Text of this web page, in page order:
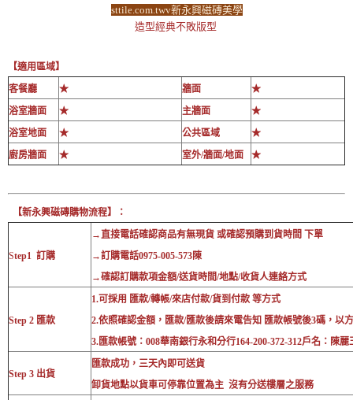
sttile.com.twv新永興磁磚美學
造型經典不敗版型
【適用區域】
客餐廳
★ 牆面
★
浴室牆面
★ 主牆面
★
浴室地面
★ 公共區域
★
廚房牆面
★ 室外/牆面/地面 ★
【新永興磁磚購物流程】：
Step1 訂購
→直接電話確認商品有無現貨 或確認預購到貨時間 下單
→訂購電話0975-005-573陳
→確認訂購款項金額/送貨時間/地點/收貨人連絡方式
Step 2 匯款
1.可採用 匯款/轉帳/來店付款/貨到付款 等方式
2.依照確認金額，匯款/匯款後請來電告知 匯款帳號後3碼，以
3.匯款帳號：008華南銀行永和分行164-200-372-312戶名：陳麗
Step 3 出貨
匯款成功，三天內即可送貨
卸貨地點以貨車可停靠位置為主 沒有分送樓層之服務